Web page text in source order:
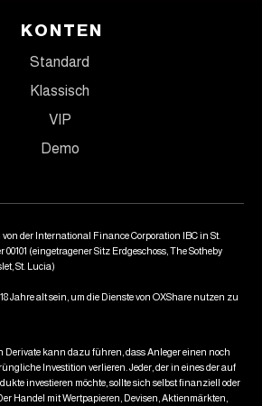
KONTEN
Standard
Klassisch
VIP
Demo
der International Finance Corporation IBC in St.
(eingetragener Sitz Erdgeschoss, The Sotheby
St. Lucia)
Jahre alt sein, um die Dienste von OXShare nutzen zu
Derivate kann dazu führen, dass Anleger einen noch
Investition verlieren. Jeder, der in eines der auf
investieren möchte, sollte sich selbst finanziell oder
Handel mit Wertpapieren, Devisen, Aktienmärkten,